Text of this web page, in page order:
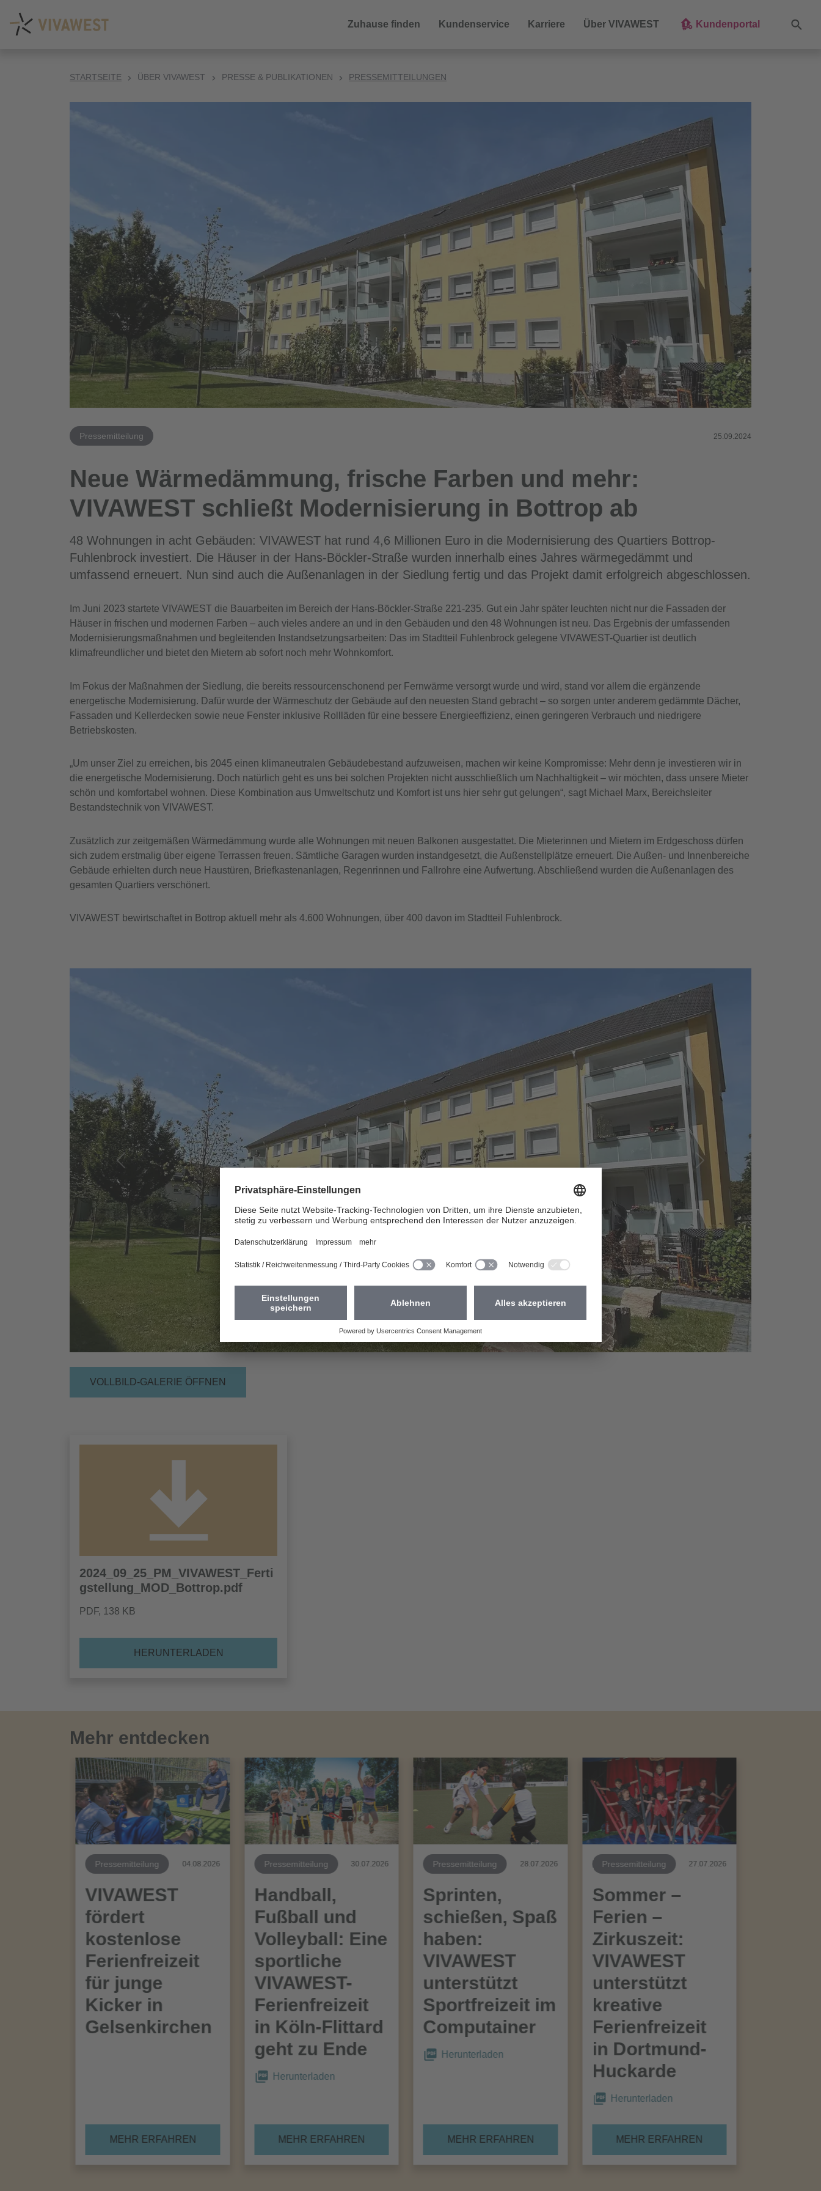
Zuhause finden Kundenservice Karriere Über VIVAWEST Kundenportal
STARTSEITE ÜBER VIVAWEST PRESSE & PUBLIKATIONEN PRESSEMITTEILUNGEN
Pressemitteilung 25.09.2024
Neue Wärmedämmung, frische Farben und mehr:
VIVAWEST schließt Modernisierung in Bottrop ab
48 Wohnungen in acht Gebäuden: VIVAWEST hat rund 4,6 Millionen Euro in die Modernisierung des Quartiers Bottrop-
Fuhlenbrock investiert. Die Häuser in der Hans-Böckler-Straße wurden innerhalb eines Jahres wärmegedämmt und
umfassend erneuert. Nun sind auch die Außenanlagen in der Siedlung fertig und das Projekt damit erfolgreich abgeschlossen.
Im Juni 2023 startete VIVAWEST die Bauarbeiten im Bereich der Hans-Böckler-Straße 221-235. Gut ein Jahr später leuchten nicht nur die Fassaden der
Häuser in frischen und modernen Farben – auch vieles andere an und in den Gebäuden und den 48 Wohnungen ist neu. Das Ergebnis der umfassenden
Modernisierungsmaßnahmen und begleitenden Instandsetzungsarbeiten: Das im Stadtteil Fuhlenbrock gelegene VIVAWEST-Quartier ist deutlich
klimafreundlicher und bietet den Mietern ab sofort noch mehr Wohnkomfort.
Im Fokus der Maßnahmen der Siedlung, die bereits ressourcenschonend per Fernwärme versorgt wurde und wird, stand vor allem die ergänzende
energetische Modernisierung. Dafür wurde der Wärmeschutz der Gebäude auf den neuesten Stand gebracht – so sorgen unter anderem gedämmte Dächer,
Fassaden und Kellerdecken sowie neue Fenster inklusive Rollläden für eine bessere Energieeffizienz, einen geringeren Verbrauch und niedrigere
Betriebskosten.
„Um unser Ziel zu erreichen, bis 2045 einen klimaneutralen Gebäudebestand aufzuweisen, machen wir keine Kompromisse: Mehr denn je investieren wir in
die energetische Modernisierung. Doch natürlich geht es uns bei solchen Projekten nicht ausschließlich um Nachhaltigkeit – wir möchten, dass unsere Mieter
schön und komfortabel wohnen. Diese Kombination aus Umweltschutz und Komfort ist uns hier sehr gut gelungen“, sagt Michael Marx, Bereichsleiter
Bestandstechnik von VIVAWEST.
Zusätzlich zur zeitgemäßen Wärmedämmung wurde alle Wohnungen mit neuen Balkonen ausgestattet. Die Mieterinnen und Mietern im Erdgeschoss dürfen
sich zudem erstmalig über eigene Terrassen freuen. Sämtliche Garagen wurden instandgesetzt, die Außenstellplätze erneuert. Die Außen- und Innenbereiche
Gebäude erhielten durch neue Haustüren, Briefkastenanlagen, Regenrinnen und Fallrohre eine Aufwertung. Abschließend wurden die Außenanlagen des
gesamten Quartiers verschönert.
VIVAWEST bewirtschaftet in Bottrop aktuell mehr als 4.600 Wohnungen, über 400 davon im Stadtteil Fuhlenbrock.
Vorherige Nächste
VOLLBILD-GALERIE ÖFFNEN
2024_09_25_PM_VIVAWEST_Ferti
gstellung_MOD_Bottrop.pdf
PDF, 138 KB
HERUNTERLADEN
Mehr entdecken
Pressemitteilung 04.08.2026
VIVAWEST
fördert
kostenlose
Ferienfreizeit
für junge
Kicker in
Gelsenkirchen
MEHR ERFAHREN
Pressemitteilung 30.07.2026
Handball,
Fußball und
Volleyball: Eine
sportliche
VIVAWEST-
Ferienfreizeit
in Köln-Flittard
geht zu Ende
Herunterladen
MEHR ERFAHREN
Pressemitteilung 28.07.2026
Sprinten,
schießen, Spaß
haben:
VIVAWEST
unterstützt
Sportfreizeit im
Computainer
Herunterladen
MEHR ERFAHREN
Pressemitteilung 27.07.2026
Sommer –
Ferien –
Zirkuszeit:
VIVAWEST
unterstützt
kreative
Ferienfreizeit
in Dortmund-
Huckarde
Herunterladen
MEHR ERFAHREN